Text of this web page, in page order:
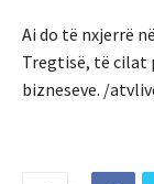
Ai do të nxjerrë
Tregtisë, të cilat
bizneseve. /